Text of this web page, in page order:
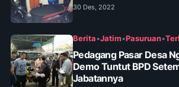
30 Des, 2022
Berita•Jatim•Pasuruan•
Pedagang Pasar Desa
Demo Tuntut BPD
Jabatannya